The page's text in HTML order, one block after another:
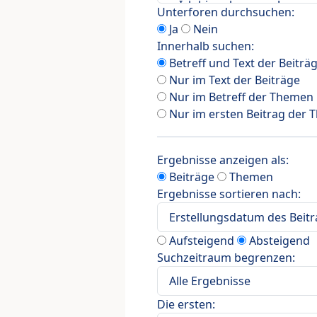
Unterforen durchsuchen:
Ja
Nein
Innerhalb suchen:
Betreff und Text der
Nur im Text der Beiträge
Nur im Betreff der Themen
Nur im ersten Beitrag der
Ergebnisse anzeigen als:
Beiträge
Themen
Ergebnisse sortieren nach:
Aufsteigend
Absteigend
Suchzeitraum begrenzen:
Die ersten: